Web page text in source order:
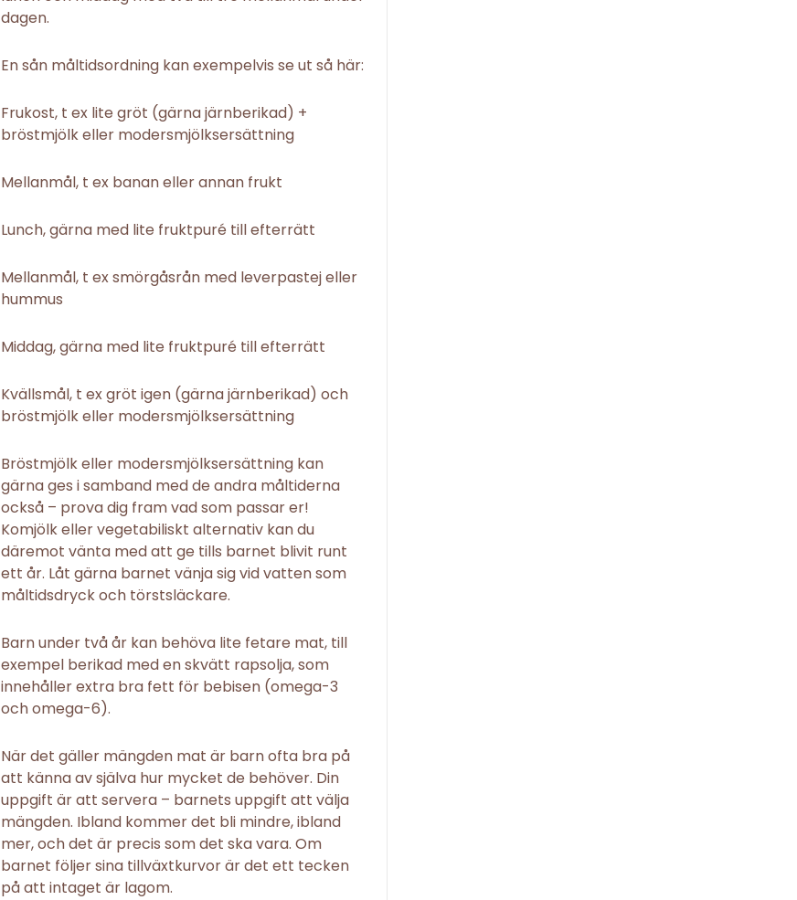
dagen.
En sån måltidsordning kan exempelvis se ut så här:
Frukost, t ex lite gröt (gärna järnberikad) +
bröstmjölk eller modersmjölksersättning
Mellanmål, t ex banan eller annan frukt
Lunch, gärna med lite fruktpuré till efterrätt
Mellanmål, t ex smörgåsrån med leverpastej eller
hummus
Middag, gärna med lite fruktpuré till efterrätt
Kvällsmål, t ex gröt igen (gärna järnberikad) och
bröstmjölk eller modersmjölksersättning
Bröstmjölk eller modersmjölksersättning kan
gärna ges i samband med de andra måltiderna
också – prova dig fram vad som passar er!
Komjölk eller vegetabiliskt alternativ kan du
däremot vänta med att ge tills barnet blivit runt
ett år. Låt gärna barnet vänja sig vid vatten som
måltidsdryck och törstsläckare.
Barn under två år kan behöva lite fetare mat, till
exempel berikad med en skvätt rapsolja, som
innehåller extra bra fett för bebisen (omega-3
och omega-6).
När det gäller mängden mat är barn ofta bra på
att känna av själva hur mycket de behöver. Din
uppgift är att servera – barnets uppgift att välja
mängden. Ibland kommer det bli mindre, ibland
mer, och det är precis som det ska vara. Om
barnet följer sina tillväxtkurvor är det ett tecken
på att intaget är lagom.